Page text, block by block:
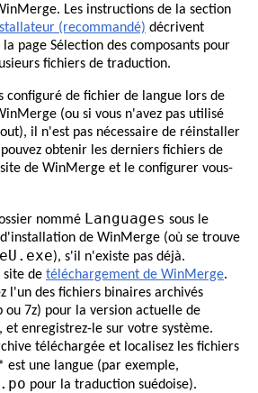
Les instructions de la section
(recommandé) décrivent
page Sélection des composants pour
fichiers de traduction.
configuré de fichier de langue lors de
(ou si vous n'avez pas utilisé
il n'est pas nécessaire de réinstaller
obtenir les derniers fichiers de
de WinMerge et le configurer vous-
nommé Languages sous le
de WinMerge (où se trouve
), s'il n'existe pas déjà.
site de téléchargement de WinMerge.
l'un des fichiers binaires archivés
ou 7z) pour la version actuelle de
et enregistrez-le sur votre système.
téléchargée et localisez les fichiers
est une langue (par exemple,
pour la traduction suédoise).